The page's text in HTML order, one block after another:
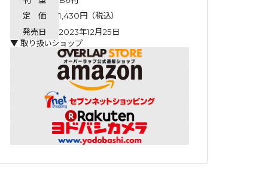
定 価
1,430円（税込）
発売日
2023年12月25日
▼ 取り扱いショップ